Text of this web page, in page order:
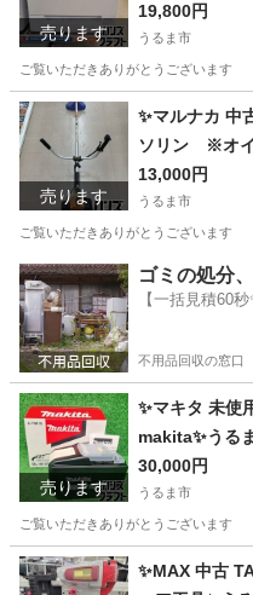
売ります
19,800円
うるま市
ご覧いただきありがとうございます
沖縄 うるま市 キッチン家電
売ります
✨マルナカ
ソリン ※オイ
13,000円
うるま市
ご覧いただきありがとうございま
沖縄 うるま市 その他
ゴミの処分
【一括見積60
不用品回収の窓口
売ります
✨マキタ 未使
makita✨うる
30,000円
うるま市
ご覧いただきありがとうございます
沖縄 うるま市 その他
✨MAX 中古